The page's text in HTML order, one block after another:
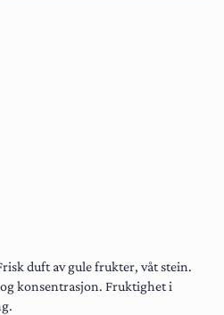
duft av gule frukter, våt stein.
konsentrasjon. Fruktighet i